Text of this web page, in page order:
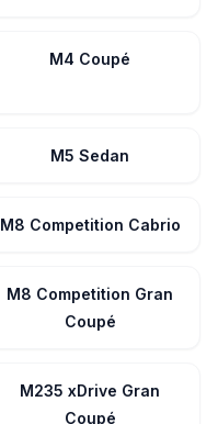
M4 Coupé
M5 Sedan
M8 Competition Cabrio
M8 Competition Gran
Coupé
M235 xDrive Gran
Coupé